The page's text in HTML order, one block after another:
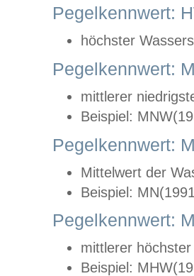
Pegelkennwert:
höchster
Pegelkennwert:
mittlerer
Beispiel:
Pegelkennwert:
Mittelwert der
Beispiel:
Pegelkennwert:
mittlerer
Beispiel: